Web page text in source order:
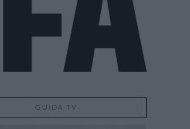
GUIDA TV